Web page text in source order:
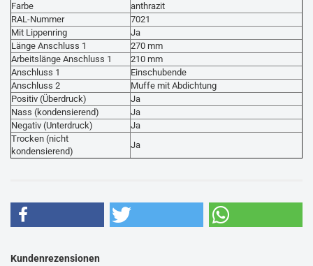
Farbe
anthrazit
RAL-Nummer
7021
Mit Lippenring
Ja
Länge Anschluss 1
270 mm
Arbeitslänge Anschluss 1
210 mm
Anschluss 1
Einschubende
Anschluss 2
Muffe mit Abdichtung
Positiv (Überdruck)
Ja
Nass (kondensierend)
Ja
Negativ (Unterdruck)
Ja
Trocken (nicht
kondensierend)
Ja
Kundenrezensionen